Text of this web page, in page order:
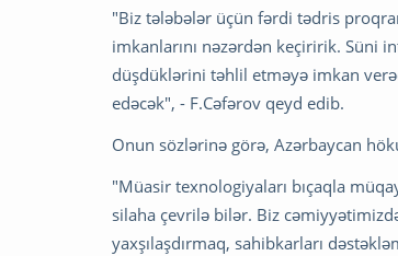
"Biz tələbələr üçün fərdi tədris
imkanlarını nəzərdən keçiririk. Süni
düşdüklərini təhlil etməyə imkan
edəcək", - F.Cəfərov qeyd edib.
Onun sözlərinə görə, Azərbaycan
"Müasir texnologiyaları bıçaqla
silaha çevrilə bilər. Biz
yaxşılaşdırmaq, sahibkarları